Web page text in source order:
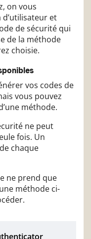
on vous
et
de sécurité qui
de la méthode
choisie.
vos codes de
vous pouvez
méthode.
ne peut
fois. Un
chaque
ne prend que
méthode ci-